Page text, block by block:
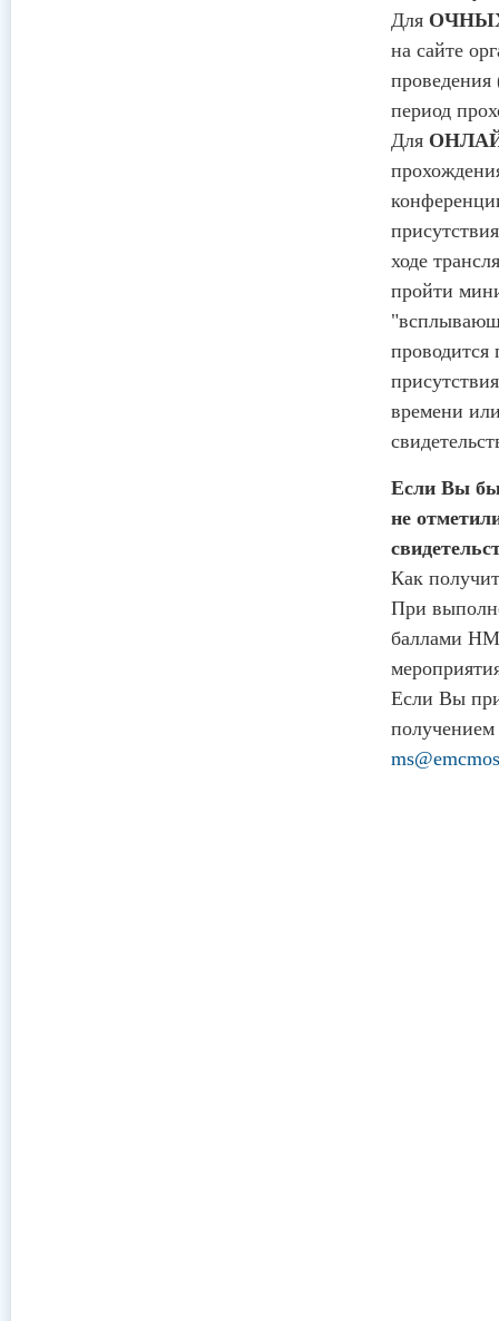
Для
на сайте
период
Для
ходе
пройти
проводится
времени
Если Вы
не
Как
При
баллами
Если Вы